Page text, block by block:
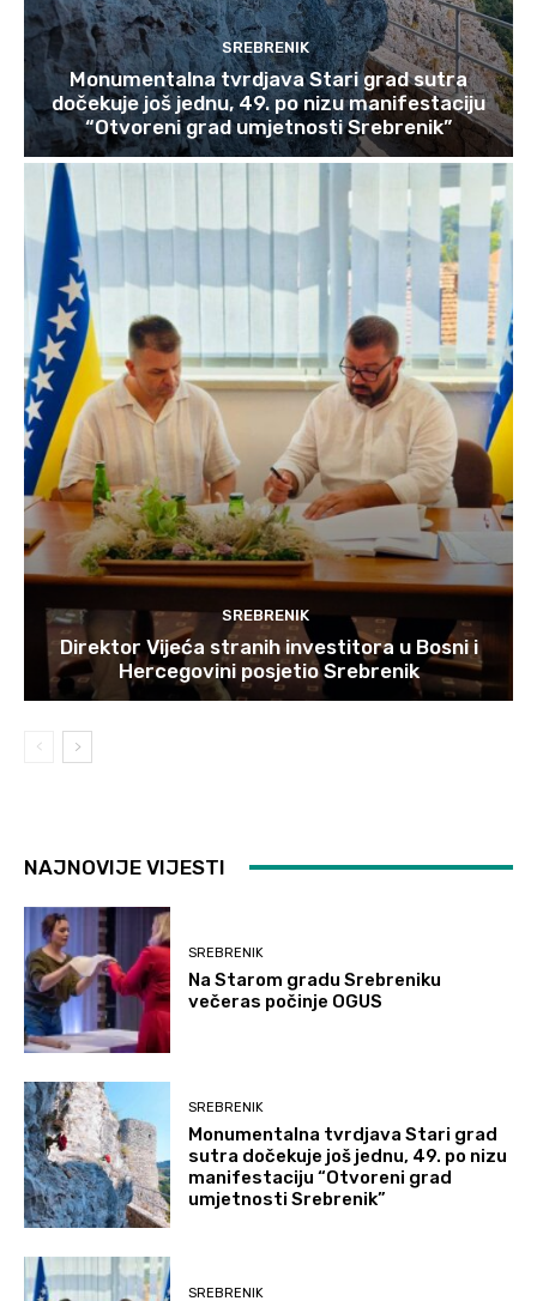
SREBRENIK
Monumentalna tvrdjava Stari grad sutra
dočekuje još jednu, 49. po nizu manifestaciju
“Otvoreni grad umjetnosti Srebrenik”
SREBRENIK
Direktor Vijeća stranih investitora u Bosni i
Hercegovini posjetio Srebrenik
NAJNOVIJE VIJESTI
SREBRENIK
Na Starom gradu Srebreniku
večeras počinje OGUS
SREBRENIK
Monumentalna tvrdjava Stari grad
sutra dočekuje još jednu, 49. po nizu
manifestaciju “Otvoreni grad
umjetnosti Srebrenik”
SREBRENIK